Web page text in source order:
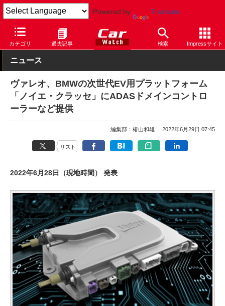
Powered by Translate
カテゴリ 過去記事 検索 Impressサイト
Car Watch テクノロジー 安全 先進安全
ニュース
ヴァレオ、BMWの次世代EV用プラットフォーム
「ノイエ・クラッセ」にADASドメインコントロ
ーラーなど提供
編集部：椿山和雄 2022年6月29日 07:45
リスト
2022年6月28日（現地時間） 発表